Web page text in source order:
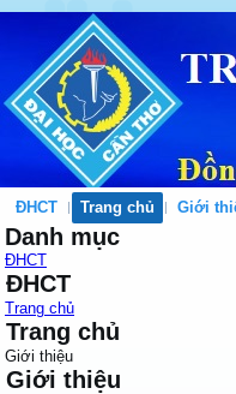
ĐHCT Trang chủ Giới
Danh mục
ĐHCT
ĐHCT
Trang chủ
Trang chủ
Giới thiệu
Giới thiệu